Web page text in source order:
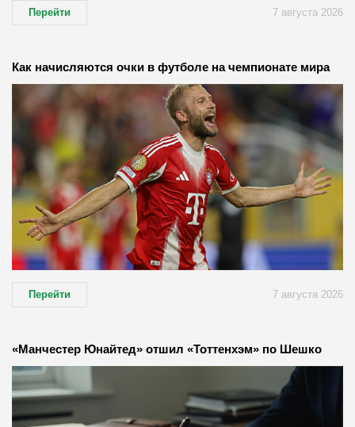
Перейти 7 августа 2026
Как начисляются очки в футболе на чемпионате мира
Перейти 7 августа 2026
«Манчестер Юнайтед» отшил «Тоттенхэм» по Шешко